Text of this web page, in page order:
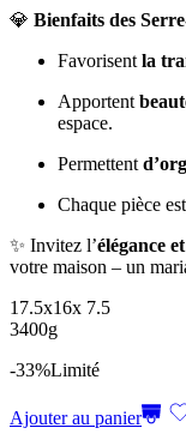
💎 Bienfaits des
Favorisentla
Apportent
espace.
Permettent
Chaque pièce est
✨ Invitez l’élégance
votre maison – un
17.5x16x 7.5
3400g
-33%Limité
Ajouter au panier